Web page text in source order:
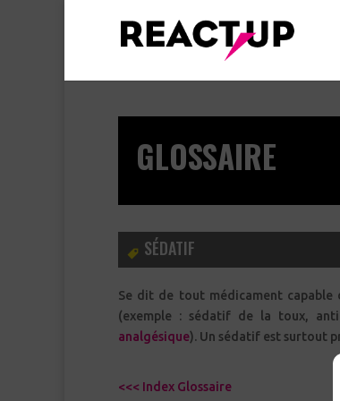
GLOSSAIRE
SÉDATIF
Se dit de tout médicament capable
analgésique
). Un sédatif est surtout
<<< Index Glossaire